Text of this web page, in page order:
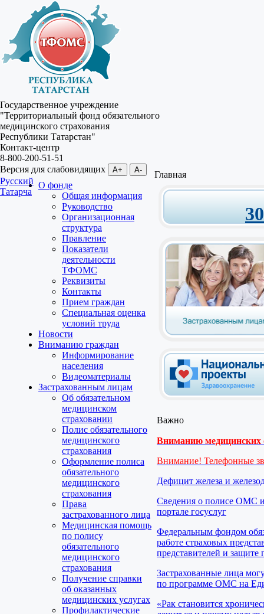
Государственное учреждение
"Территориальный фонд обязательного
медицинского страхования
Республики Татарстан"
Контакт-центр
8-800-200-51-51
Версия для слабовидящих
A+ A-
Русский
Татарча
О фонде
Общая информация
Руководство
Организационная
структура
Правление
Показатели
деятельности
ТФОМС
Реквизиты
Контакты
Прием граждан
Специальная оценка
условий труда
Новости
Вниманию граждан
Информирование
населения
Видеоматериалы
Застрахованным лицам
Об обязательном
медицинском
страховании
Полис обязательного
медицинского
страхования
Оформление полиса
обязательного
медицинского
страхования
Права
застрахованного лица
Медицинская помощь
по полису
обязательного
медицинского
страхования
Получение справки
об оказанных
медицинских услугах
Профилактические
Главная
Важно
Вниманию медицинских
Внимание! Телефонные
Дефицит железа и
Сведения о полисе ОМС
портале госуслуг
Федеральным фондом
работе страховых
представителей и защите
Застрахованные лица
по программе ОМС на
«Рак становится